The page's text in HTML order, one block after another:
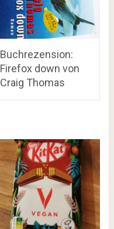
Buchrezension:
Firefox down von
Craig Thomas